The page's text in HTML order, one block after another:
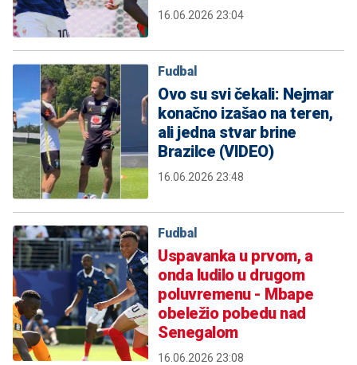
16.06.2026 23:04
Fudbal
Ovo su svi čekali: Nejmar
konačno izašao na teren,
ali jedna stvar brine
Brazilce (VIDEO)
16.06.2026 23:48
Fudbal
Uspavanka u prvom, a
onda ludilo u drugom
poluvremenu - Mbape
obeležio pobedu nad
Senegalom
16.06.2026 23:08